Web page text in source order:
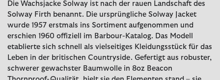
Die Wachsjacke Solway ist nach der rauen Landschaft des
Solway Firth benannt. Die ursprüngliche Solway Jacket
wurde 1957 erstmals ins Sortiment aufgenommen und
erschien 1960 offiziell im Barbour-Katalog. Das Modell
etablierte sich schnell als vielseitiges Kleidungsstück für das
Leben in der britischen Countryside. Gefertigt aus robuster,
schwerer gewachster Baumwolle in 8oz Beacon